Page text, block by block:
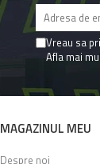
Vreau sa
Afla mai
MAGAZINUL MEU
Despre noi